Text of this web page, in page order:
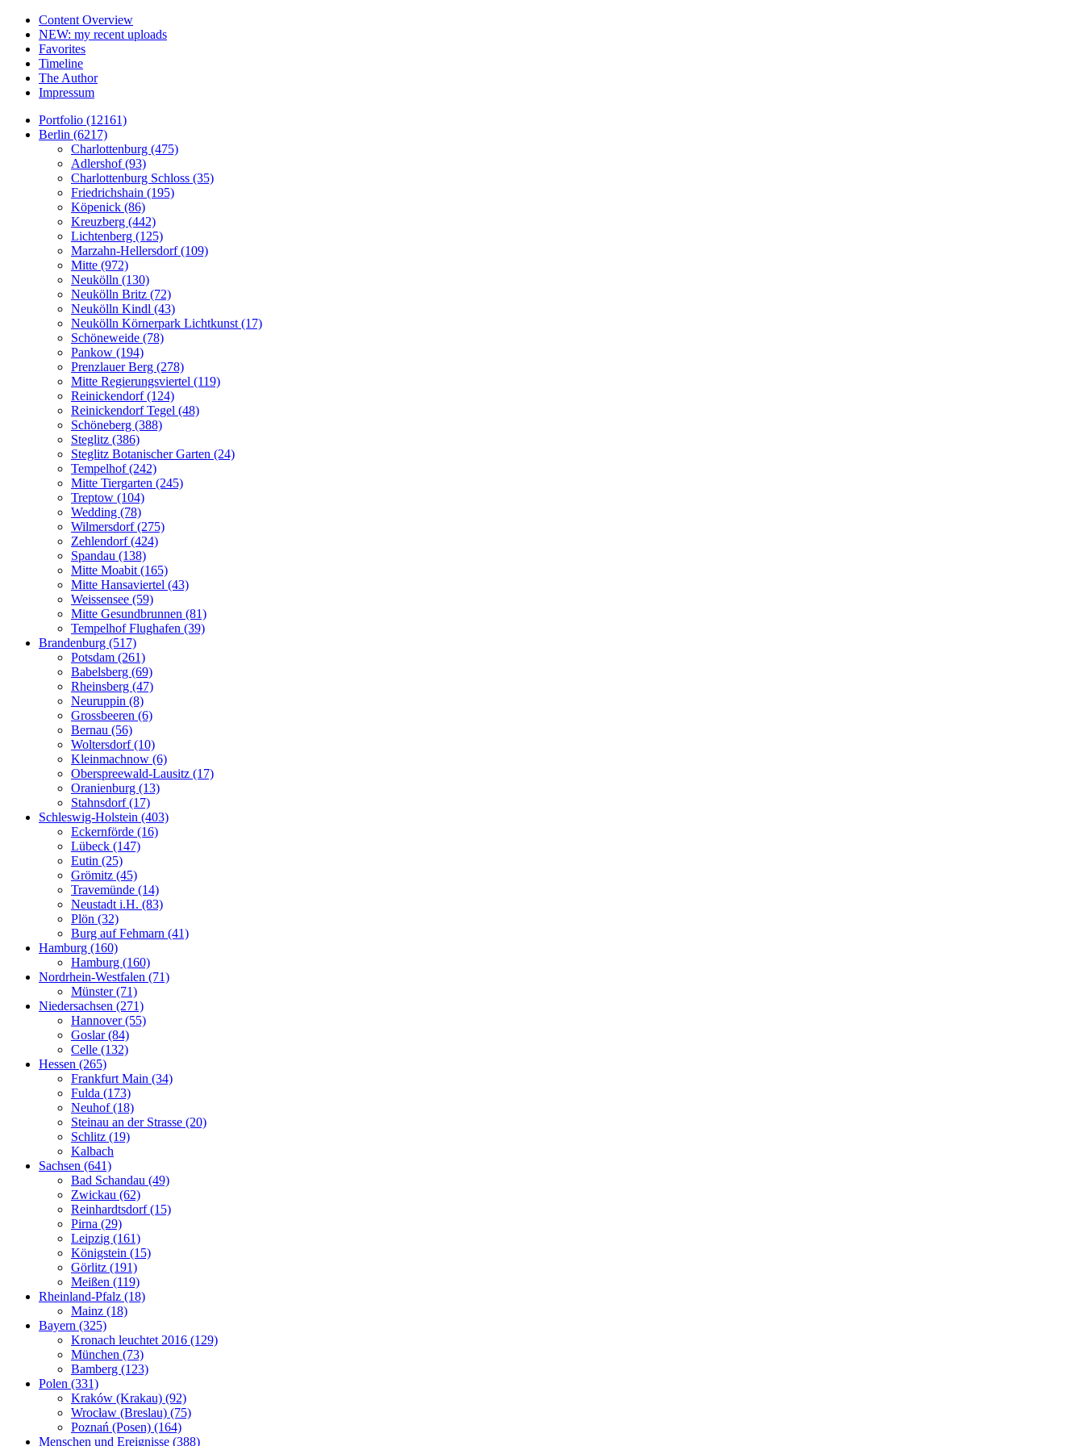
Content Overview
NEW: my recent uploads
Favorites
Timeline
The Author
Impressum
Portfolio (12161)
Berlin (6217)
Charlottenburg (475)
Adlershof (93)
Charlottenburg Schloss (35)
Friedrichshain (195)
Köpenick (86)
Kreuzberg (442)
Lichtenberg (125)
Marzahn-Hellersdorf (109)
Mitte (972)
Neukölln (130)
Neukölln Britz (72)
Neukölln Kindl (43)
Neukölln Körnerpark Lichtkunst (17)
Schöneweide (78)
Pankow (194)
Prenzlauer Berg (278)
Mitte Regierungsviertel (119)
Reinickendorf (124)
Reinickendorf Tegel (48)
Schöneberg (388)
Steglitz (386)
Steglitz Botanischer Garten (24)
Tempelhof (242)
Mitte Tiergarten (245)
Treptow (104)
Wedding (78)
Wilmersdorf (275)
Zehlendorf (424)
Spandau (138)
Mitte Moabit (165)
Mitte Hansaviertel (43)
Weissensee (59)
Mitte Gesundbrunnen (81)
Tempelhof Flughafen (39)
Brandenburg (517)
Potsdam (261)
Babelsberg (69)
Rheinsberg (47)
Neuruppin (8)
Grossbeeren (6)
Bernau (56)
Woltersdorf (10)
Kleinmachnow (6)
Oberspreewald-Lausitz (17)
Oranienburg (13)
Stahnsdorf (17)
Schleswig-Holstein (403)
Eckernförde (16)
Lübeck (147)
Eutin (25)
Grömitz (45)
Travemünde (14)
Neustadt i.H. (83)
Plön (32)
Burg auf Fehmarn (41)
Hamburg (160)
Hamburg (160)
Nordrhein-Westfalen (71)
Münster (71)
Niedersachsen (271)
Hannover (55)
Goslar (84)
Celle (132)
Hessen (265)
Frankfurt Main (34)
Fulda (173)
Neuhof (18)
Steinau an der Strasse (20)
Schlitz (19)
Kalbach
Sachsen (641)
Bad Schandau (49)
Zwickau (62)
Reinhardtsdorf (15)
Pirna (29)
Leipzig (161)
Königstein (15)
Görlitz (191)
Meißen (119)
Rheinland-Pfalz (18)
Mainz (18)
Bayern (325)
Kronach leuchtet 2016 (129)
München (73)
Bamberg (123)
Polen (331)
Kraków (Krakau) (92)
Wrocław (Breslau) (75)
Poznań (Posen) (164)
Menschen und Ereignisse (388)